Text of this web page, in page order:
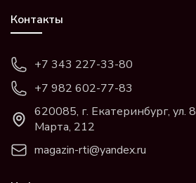
Контакты
+7 343 227-33-80
+7 982 602-77-83
620085, г. Екатеринбург, ул. 8
Марта, 212
magazin-rti@yandex.ru